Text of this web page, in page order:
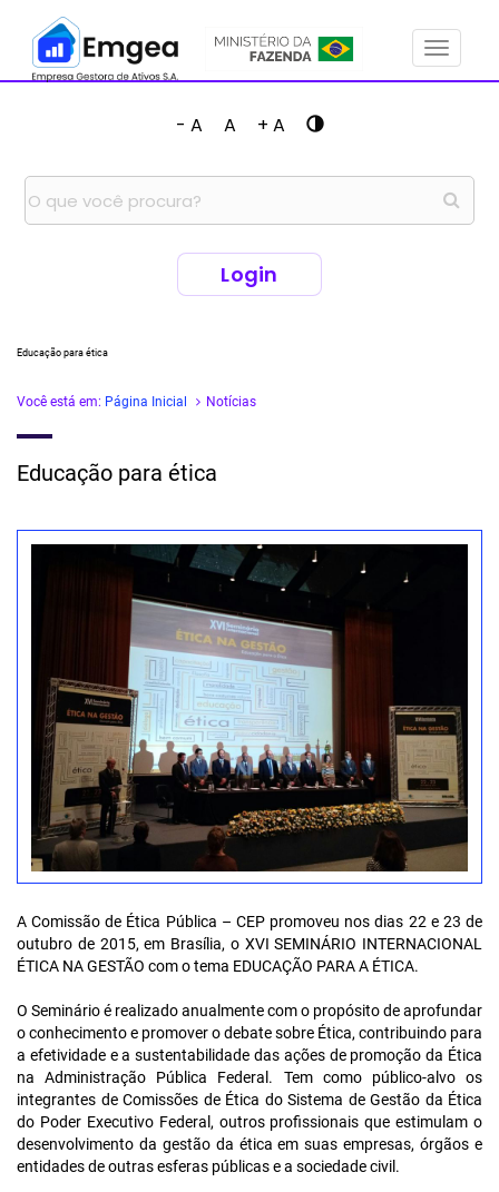
Menu
- A A + A
Login
Educação para ética
Você está em: Página Inicial Notícias
Educação para ética
A Comissão de Ética Pública – CEP promoveu nos dias 22 e 23 de
outubro de 2015, em Brasília, o XVI SEMINÁRIO INTERNACIONAL
ÉTICA NA GESTÃO com o tema EDUCAÇÃO PARA A ÉTICA.
O Seminário é realizado anualmente com o propósito de aprofundar
o conhecimento e promover o debate sobre Ética, contribuindo para
a efetividade e a sustentabilidade das ações de promoção da Ética
na Administração Pública Federal. Tem como público-alvo os
integrantes de Comissões de Ética do Sistema de Gestão da Ética
do Poder Executivo Federal, outros profissionais que estimulam o
desenvolvimento da gestão da ética em suas empresas, órgãos e
entidades de outras esferas públicas e a sociedade civil.